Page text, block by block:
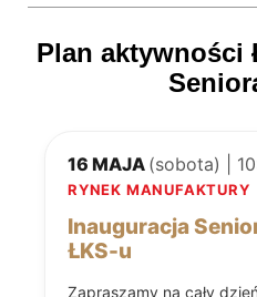
Plan aktywności
16 MAJA (sobota) |
RYNEK MANUFAKTURY
Inauguracja
ŁKS-u
Zapraszamy na cały